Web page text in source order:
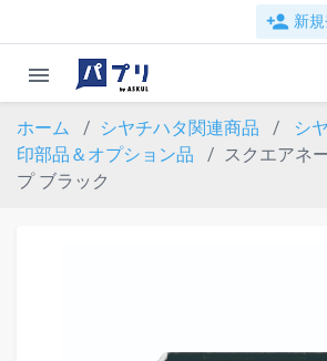
person_add 新
menu
ホーム シヤチハタ関連商品 シ
印部品＆オプション品
スクエアネ
プ ブラック